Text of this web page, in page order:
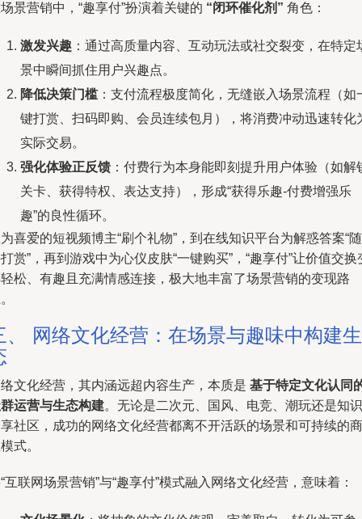
景营销中，“趣享付”扮演着关键的 “闭环催化剂” 角色：
激发兴趣 ：通过高质量内容、互动玩法或社交裂变，在特定
景中瞬间抓住用户兴趣点。
降低决策门槛：支付流程极度简化，无缝嵌入场景流程（如
键打赏、扫码即购、会员连续包月），将消费冲动迅速转化
实际交易。
强化体验正反馈 ：付费行为本身能即刻提升用户体验（如解
关卡、获得特权、表达支持），形成“获得乐趣-付费增强乐
趣”的良性循环。
喜爱的短视频博主“刷个礼物”，到在线知识平台为解惑答案“随
赏”，再到游戏中为心仪皮肤“一键购买”，“趣享付”让价值交换
松、有趣且充满情感连接，极大地丰富了场景营销的变现路
、 网络文化经营：在场景与趣味中构建生
文化经营，其内涵远超内容生产，本质是 基于特定文化认同
运营与生态构建。无论是二次元、国风、电竞、潮玩还是知识
社区，成功的网络文化经营都离不开活跃的场景和可持续的商
式。
互联网场景营销”与“趣享付”模式融入网络文化经营，意味着：